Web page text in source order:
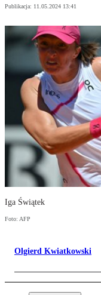
Publikacja: 11.05.2024 13:41
Iga Świątek
Foto: AFP
Olgierd Kwiatkowski